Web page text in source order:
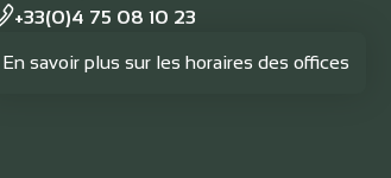
+33(0)4 75 08 10 23
En savoir plus sur les horaires des offices